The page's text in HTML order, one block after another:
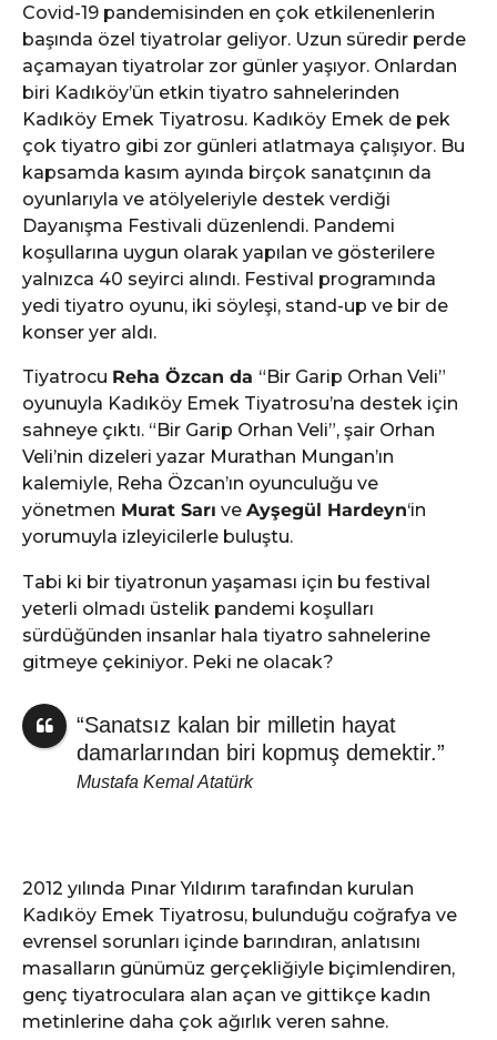
ö
n
c
e
Covid-19 pandemisinden en çok etkilenenlerin
başında özel tiyatrolar geliyor. Uzun süredir perde
açamayan tiyatrolar zor günler yaşıyor. Onlardan
biri Kadıköy’ün etkin tiyatro sahnelerinden
Kadıköy Emek Tiyatrosu. Kadıköy Emek de pek
çok tiyatro gibi zor günleri atlatmaya çalışıyor. Bu
kapsamda kasım ayında birçok sanatçının da
oyunlarıyla ve atölyeleriyle destek verdiği
Dayanışma Festivali düzenlendi. Pandemi
koşullarına uygun olarak yapılan ve gösterilere
yalnızca 40 seyirci alındı. Festival programında
yedi tiyatro oyunu, iki söyleşi, stand-up ve bir de
konser yer aldı.
Tiyatrocu Reha Özcan da “Bir Garip Orhan Veli”
oyunuyla Kadıköy Emek Tiyatrosu’na destek için
sahneye çıktı. “Bir Garip Orhan Veli”, şair Orhan
Veli’nin dizeleri yazar Murathan Mungan’ın
kalemiyle, Reha Özcan’ın oyunculuğu ve
yönetmen Murat Sarı ve Ayşegül Hardeyn‘in
yorumuyla izleyicilerle buluştu.
Tabi ki bir tiyatronun yaşaması için bu festival
yeterli olmadı üstelik pandemi koşulları
sürdüğünden insanlar hala tiyatro sahnelerine
gitmeye çekiniyor. Peki ne olacak?
“Sanatsız kalan bir milletin hayat
damarlarından biri kopmuş demektir.”
Mustafa Kemal Atatürk
2012 yılında Pınar Yıldırım tarafından kurulan
Kadıköy Emek Tiyatrosu, bulunduğu coğrafya ve
evrensel sorunları içinde barındıran, anlatısını
masalların günümüz gerçekliğiyle biçimlendiren,
genç tiyatroculara alan açan ve gittikçe kadın
metinlerine daha çok ağırlık veren sahne.